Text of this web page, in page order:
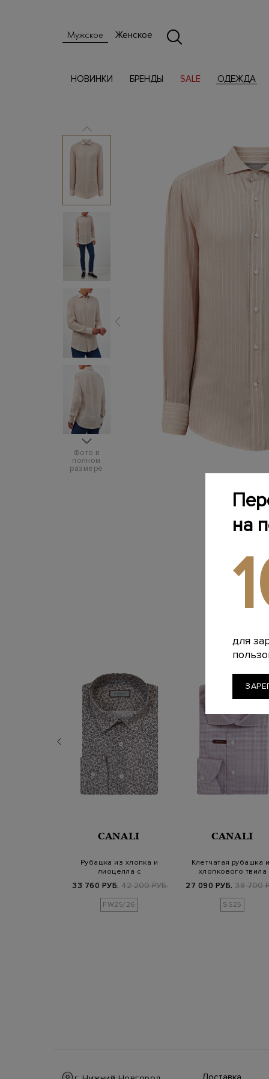
Мужское Женское
НОВИНКИ БРЕНДЫ SALE ОДЕЖДА
Фото в
полном
размере
CANALI
Рубашка из хлопка и
лиоцелла с
33 760 РУБ. 42 200 РУБ.
FW25/26
CANALI
Клетчатая рубашка
хлопкового твила
27 090 РУБ. 38 700
SS25
на
для